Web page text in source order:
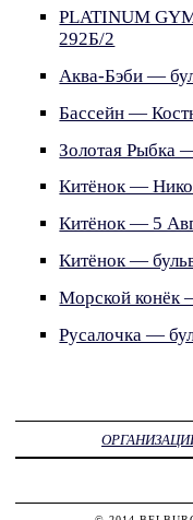
PLATINUM
292Б/2
Аква-Бэби —
Бассейн —
Золотая Рыбка
Китёнок —
Китёнок — 5
Китёнок —
Морской
Русалочка —